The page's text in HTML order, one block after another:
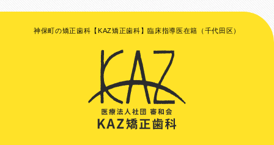
神保町の矯正歯科【KAZ矯正歯科】臨床指導医在籍（千代田区）